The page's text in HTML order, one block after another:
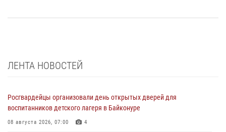
ЛЕНТА НОВОСТЕЙ
Росгвардейцы организовали день открытых дверей для
воспитанников детского лагеря в Байконуре
08 августа 2026, 07:00 4